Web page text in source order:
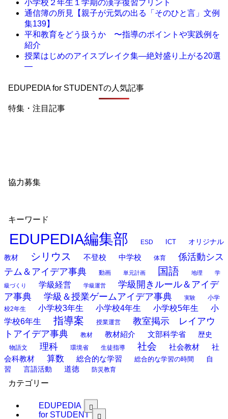
小学校２年生１学期の漢字復習プリント
通信簿の所見【親子が元気の出る「そのひと言」文例
集139】
平和教育をどう扱うか 〜指導のポイントや実践例を
紹介
授業はじめのアイスブレイク集―絶対盛り上がる20選
―
EDUPEDIA for STUDENTの人気記事
特集・注目記事
協力募集
キーワード
EDUPEDIA編集部 ESD ICT
オリジナル
教材
シリウス 不登校 中学校 体育
係活動シス
テム＆アイデア事典
動画 単元計画 国語 地理 学
級づくり 学級経営 学級運営
学級開きルール＆アイデ
ア事典
学級＆授業ゲームアイデア事典 実験
小学
校2年生
小学校3年生 小学校4年生 小学校5年生
小
学校6年生
指導案 授業運営
教室掲示 レイアウ
トアイデア事典
教材 教材紹介 文部科学省 歴史
物語文 理科 環境省 生徒指導 社会 社会教材
社
会科教材
算数 総合的な学習 総合的な学習の時間
自
習
言語活動 道徳 防災教育
カテゴリー
EDUPEDIA
for STUDENT